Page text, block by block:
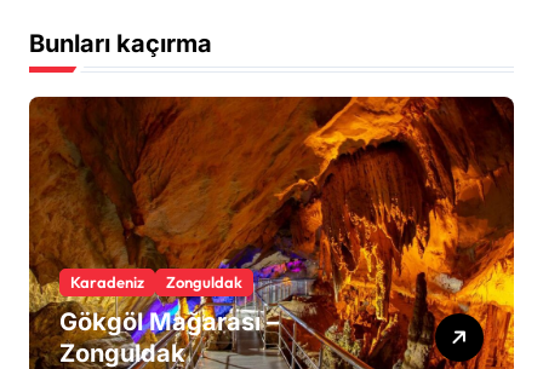
Bunları kaçırma
Karadeniz Zonguldak
Gökgöl Mağarası –
Zonguldak